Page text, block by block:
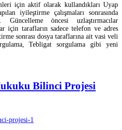
için aktif olarak kullandıkları Uyap
iyileştirme çalışmaları sonrasında
öncesi uzlaştırmacılar
için tarafların sadece telefon ve adres
sonrası dosya taraflarına ait vasi veli
Tebligat sorgulama gibi yeni
Bilinci Projesi